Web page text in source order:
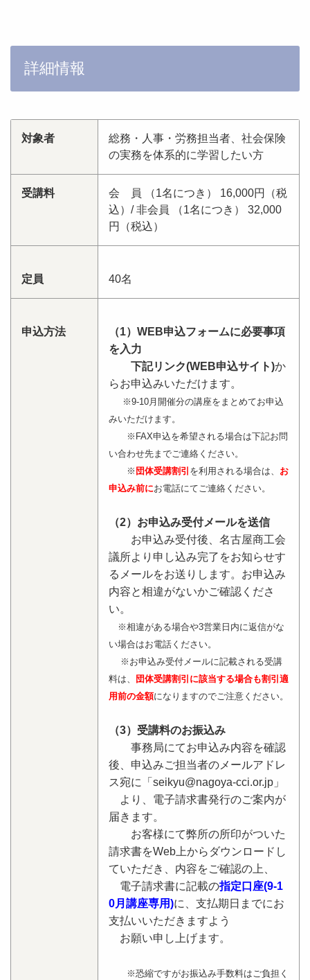
詳細情報
対象者
総務・人事・労務担当者、社会保険
の実務を体系的に学習したい方
受講料
会 員 （1名につき） 16,000円（税
込）/ 非会員 （1名につき） 32,000
円（税込）
定員 40名
申込方法
（1）WEB申込フォームに必要事項
を入力
下記リンク(WEB申込サイト)か
らお申込みいただけます。
※9-10月開催分の講座をまとめてお申込
みいただけます。
※FAX申込を希望される場合は下記お問
い合わせ先までご連絡ください。
※ 団体受講割引 を利用される場合は、 お
申込み前にお電話にてご連絡ください。
（2）お申込み受付メールを送信
お申込み受付後、名古屋商工会
議所より申し込み完了をお知らせす
るメールをお送りします。お申込み
内容と相違がないかご確認くださ
い。
※相違がある場合や3営業日内に返信がな
い場合はお電話ください。
※お申込み受付メールに記載される受講
料は、
団体受講割引に該当する場合も割引適
用前の金額になりますのでご注意ください。
（3）受講料のお振込み
事務局にてお申込み内容を確認
後、申込みご担当者のメールアドレ
ス宛に「seikyu@nagoya-cci.or.jp」
より、電子請求書発行のご案内が
届きます。
お客様にて弊所の所印がついた
請求書をWeb上からダウンロードし
ていただき、内容をご確認の上、
電子請求書に記載の指定口座(9-1
0月講座専用)に、支払期日までにお
支払いいただきますよう
お願い申し上げます。
※恐縮ですがお振込み手数料はご負担く